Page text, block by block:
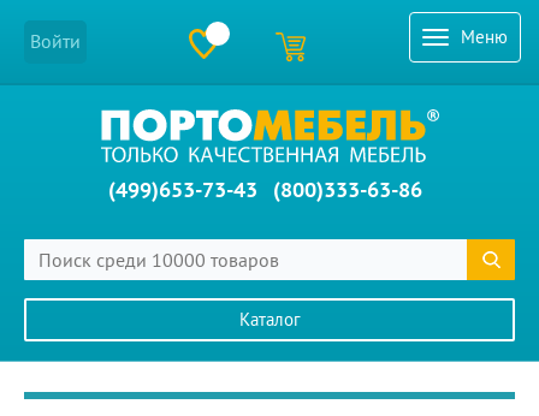
Меню
Войти
(499)653-73-43 (800)333-63-86
Каталог
Главное меню сайта